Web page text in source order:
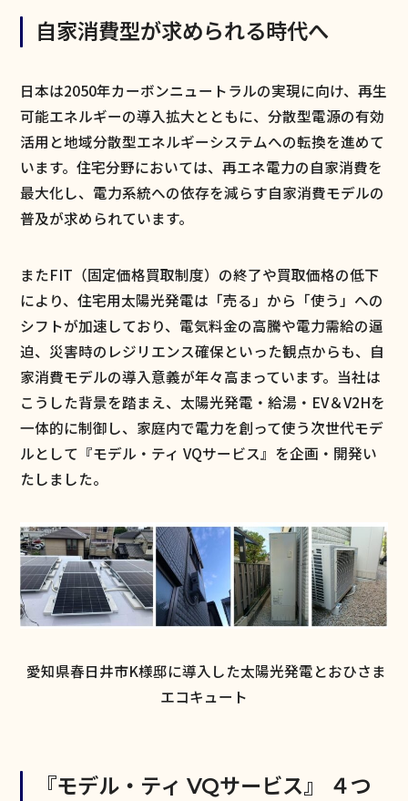
自家消費型が求められる時代へ
日本は2050年カーボンニュートラルの実現に向け、再生
可能エネルギーの導入拡大とともに、分散型電源の有効
活用と地域分散型エネルギーシステムへの転換を進めて
います。住宅分野においては、再エネ電力の自家消費を
最大化し、電力系統への依存を減らす自家消費モデルの
普及が求められています。
またFIT（固定価格買取制度）の終了や買取価格の低下
により、住宅用太陽光発電は「売る」から「使う」への
シフトが加速しており、電気料金の高騰や電力需給の逼
迫、災害時のレジリエンス確保といった観点からも、自
家消費モデルの導入意義が年々高まっています。当社は
こうした背景を踏まえ、太陽光発電・給湯・EV＆V2Hを
一体的に制御し、家庭内で電力を創って使う次世代モデ
ルとして『モデル・ティ VQサービス』を企画・開発い
たしました。
愛知県春日井市K様邸に導入した太陽光発電とおひさま
エコキュート
『モデル・ティ VQサービス』 ４つ